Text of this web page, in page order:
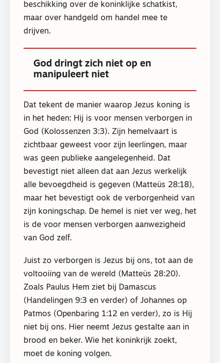
beschikking over de koninklijke schatkist,
maar over handgeld om handel mee te
drijven.
God dringt zich niet op en
manipuleert niet
Dat tekent de manier waarop Jezus koning is
in het heden: Hij is voor mensen verborgen in
God (Kolossenzen 3:3). Zijn hemelvaart is
zichtbaar geweest voor zijn leerlingen, maar
was geen publieke aangelegenheid. Dat
bevestigt niet alleen dat aan Jezus werkelijk
alle bevoegdheid is gegeven (Matteüs 28:18),
maar het bevestigt ook de verborgenheid van
zijn koningschap. De hemel is niet ver weg, het
is de voor mensen verborgen aanwezigheid
van God zelf.
Juist zo verborgen is Jezus bij ons, tot aan de
voltooiing van de wereld (Matteüs 28:20).
Zoals Paulus Hem ziet bij Damascus
(Handelingen 9:3 en verder) of Johannes op
Patmos (Openbaring 1:12 en verder), zo is Hij
niet bij ons. Hier neemt Jezus gestalte aan in
brood en beker. Wie het koninkrijk zoekt,
moet de koning volgen.